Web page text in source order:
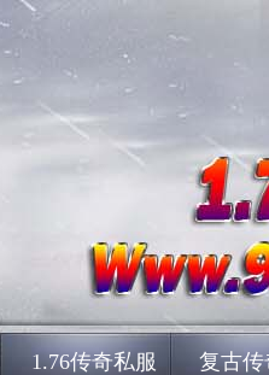
1.76传奇私服 复古传